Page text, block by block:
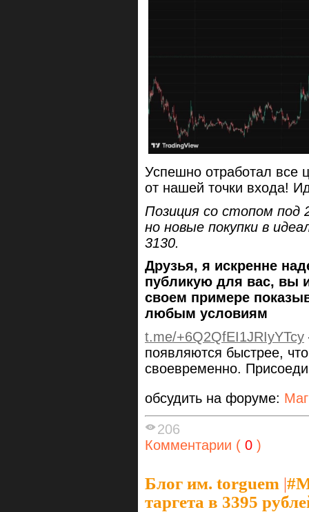
Успешно отработал все
от нашей точки входа!
Позиция со стопом под
но новые покупки в
3130.
Друзья, я искренне
публикую для вас, вы
своем примере
любым условиям
t.me/+6Q2QfEI1JRIyYTcy
появляются быстрее,
своевременно.
обсудить на форуме:
206
Комментарии ( 0 )
Блог им. torguem |
таргета в 3395